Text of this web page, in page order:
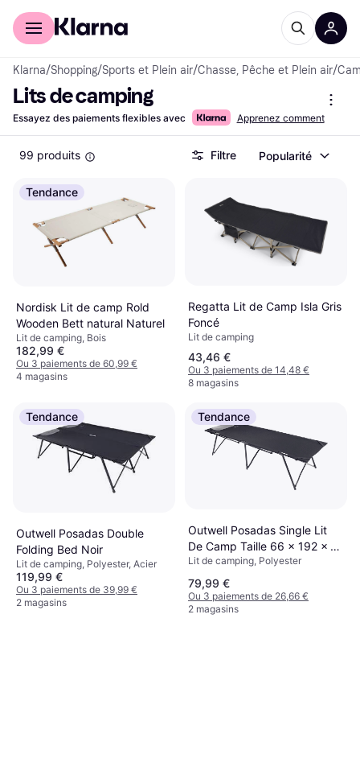
Acheter avec Klarna
Klarna/Shopping/Sports et Plein air/Chasse, Pêche et Plein air/
Lits de camping
Essayez des paiements flexibles avec Apprenez comment
99 produits Filtre Popularité
Tendance
Nordisk Lit de camp Rold
Wooden Bett natural Naturel
Lit de camping, Bois
182,99 €
Ou 3 paiements de 60,99 €
4 magasins
Regatta Lit de Camp Isla Gris
Foncé
Lit de camping
43,46 €
Ou 3 paiements de 14,48 €
8 magasins
Tendance
Outwell Posadas Double
Folding Bed Noir
Lit de camping, Polyester, Acier
119,99 €
Ou 3 paiements de 39,99 €
2 magasins
Tendance
Outwell Posadas Single Lit
De Camp Taille 66 x 192 x 45
cm
Lit de camping, Polyester
79,99 €
Ou 3 paiements de 26,66 €
2 magasins